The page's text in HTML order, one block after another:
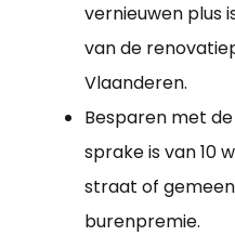
vernieuwen plus
van de
Vlaanderen.
Besparen met
sprake is van 10
straat of
burenpremie.